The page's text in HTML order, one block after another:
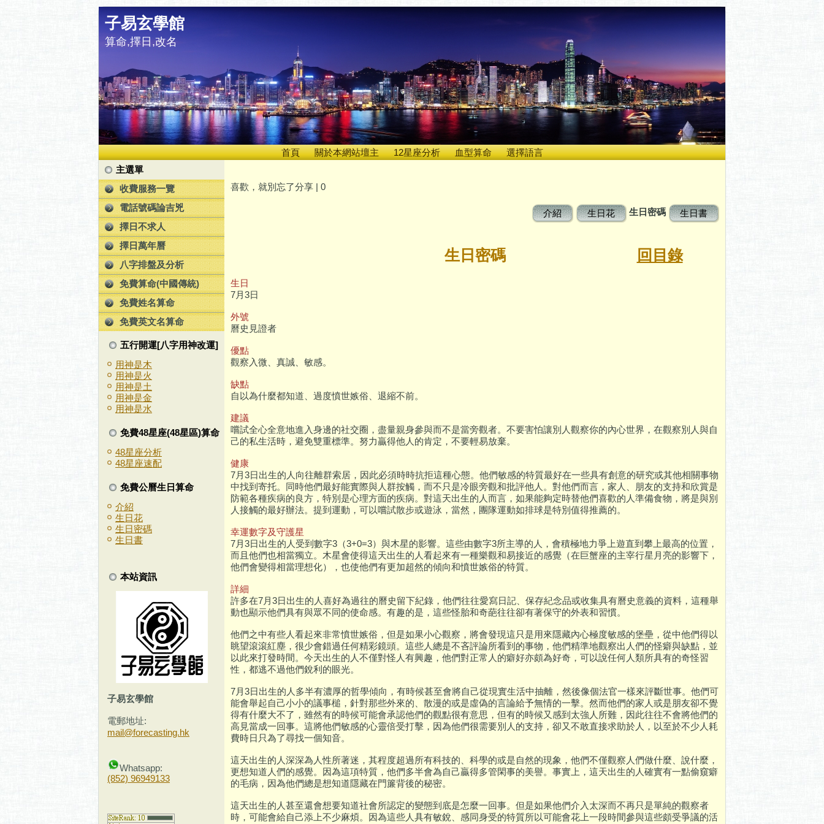
子易玄學館
算命,擇日,改名
首頁 關於本網站壇主 12星座分析 血型算命
選擇語言
主選單
收費服務一覽
電話號碼論吉兇
擇日不求人
擇日萬年曆
八字排盤及分析
免費算命(中國傳統)
免費姓名算命
免費英文名算命
五行開運[八字用神改運]
用神是木
用神是火
用神是土
用神是金
用神是水
免費48星座(48星區)算命
48星座分析
48星座速配
免費公曆生日算命
介紹
生日花
生日密碼
生日書
本站資訊
子易玄學館
電郵地址:
mail@forecasting.hk
Whatsapp:
(852) 96949133
喜歡，就別忘了分享 | 0
介紹 生日花 生日密碼 生日書
生日密碼 回目錄
生日
7月3日
外號
曆史見證者
優點
觀察入微、真誠、敏感。
缺點
自以為什麼都知道、過度憤世嫉俗、退縮不前。
建議
嚐試全心全意地進入身邊的社交圈，盡量親身參與而不是當旁觀者。不要害怕讓別人觀察你的內心世界，在觀察別人與自
己的私生活時，避免雙重標準。努力贏得他人的肯定，不要輕易放棄。
健康
7月3日出生的人向往離群索居，因此必須時時抗拒這種心態。他們敏感的特質最好在一些具有創意的研究或其他相關事物
中找到寄托。同時他們最好能實際與人群按觸，而不只是冷眼旁觀和批評他人。對他們而言，家人、朋友的支持和欣賞是
防範各種疾病的良方，特別是心理方面的疾病。對這天出生的人而言，如果能夠定時替他們喜歡的人準備食物，將是與別
人接觸的最好辦法。提到運動，可以嚐試散步或遊泳，當然，團隊運動如排球是特別值得推薦的。
幸運數字及守護星
7月3日出生的人受到數字3（3+0=3）與木星的影響。這些由數字3所主導的人，會積極地力爭上遊直到攀上最高的位置，
而且他們也相當獨立。木星會使得這天出生的人看起來有一種樂觀和易接近的感覺（在巨蟹座的主宰行星月亮的影響下，
他們會變得相當理想化），也使他們有更加超然的傾向和憤世嫉俗的特質。
詳細
許多在7月3日出生的人喜好為過往的曆史留下紀錄，他們往往愛寫日記、保存紀念品或收集具有曆史意義的資料，這種舉
動也顯示他們具有與眾不同的使命感。有趣的是，這些怪胎和奇葩往往卻有著保守的外表和習慣。
他們之中有些人看起來非常憤世嫉俗，但是如果小心觀察，將會發現這只是用來隱藏內心極度敏感的堡壘，從中他們得以
眺望滾滾紅塵，很少會錯過任何精彩鏡頭。這些人總是不吝評論所看到的事物，他們精準地觀察出人們的怪癖與缺點，並
以此來打發時間。今天出生的人不僅對怪人有興趣，他們對正常人的癖好亦頗為好奇，可以說任何人類所具有的奇怪習
性，都逃不過他們銳利的眼光。
7月3日出生的人多半有濃厚的哲學傾向，有時候甚至會將自己從現實生活中抽離，然後像個法官一樣來評斷世事。他們可
能會舉起自己小小的議事槌，針對那些外來的、散漫的或是虛偽的言論給予無情的一擊。然而他們的家人或是朋友卻不覺
得有什麼大不了，雖然有的時候可能會承認他們的觀點很有意思，但有的時候又感到太強人所難，因此往往不會將他們的
高見當成一回事。這將他們敏感的心靈倍受打擊，因為他們很需要別人的支持，卻又不敢直接求助於人，以至於不少人耗
費時日只為了尋找一個知音。
這天出生的人深深為人性所著迷，其程度超過所有科技的、科學的或是自然的現象，他們不僅觀察人們做什麼、說什麼，
更想知道人們的感覺。因為這項特質，他們多半會為自己贏得多管閑事的美譽。事實上，這天出生的人確實有一點偷窺癖
的毛病，因為他們總是想知道隱藏在門簾背後的秘密。
這天出生的人甚至還會想要知道社會所認定的變態到底是怎麼一回事。但是如果他們介入太深而不再只是單純的觀察者
時，可能會給自己添上不少麻煩。因為這些人具有敏銳、感同身受的特質所以可能會花上一段時間參與這些頗受爭議的活